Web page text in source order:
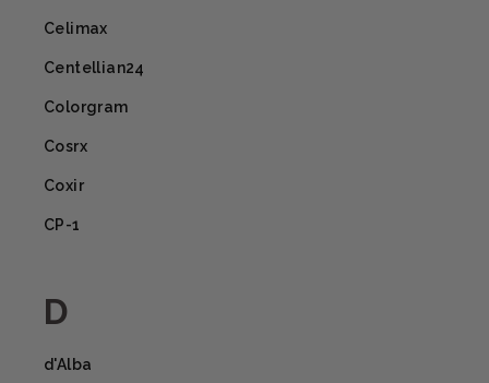
Celimax
Centellian24
Colorgram
Cosrx
Coxir
CP-1
D
d'Alba